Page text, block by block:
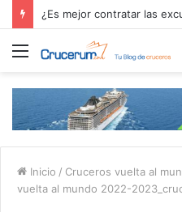
Menú
Inicio / Cruceros vuelta al
vuelta al mundo 2022-